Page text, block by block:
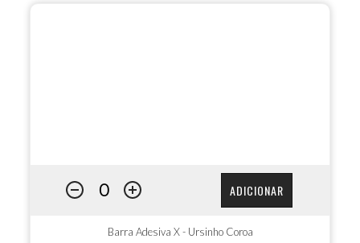
ADICIONAR
Barra Adesiva X - Ursinho Coroa